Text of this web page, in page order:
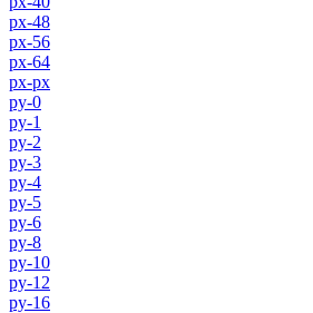
px-48
px-56
px-64
px-px
py-0
py-1
py-2
py-3
py-4
py-5
py-6
py-8
py-10
py-12
py-16